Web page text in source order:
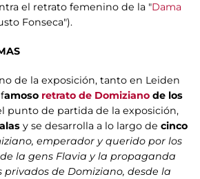
el retrato femenino de la "Dama
Fonseca").
de la exposición, tanto en Leiden
amoso retrato de Domiziano de los
punto de partida de la exposición,
y se desarrolla a lo largo de cinco
emperador y querido por los
la gens Flavia y la propaganda
de Domiziano, desde la